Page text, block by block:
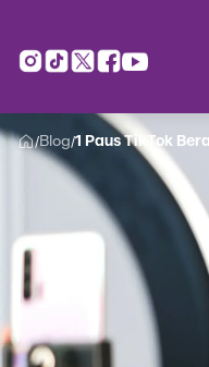
Kartu Perdana AXIS Suka-
/Blog/1 Paus TikTok